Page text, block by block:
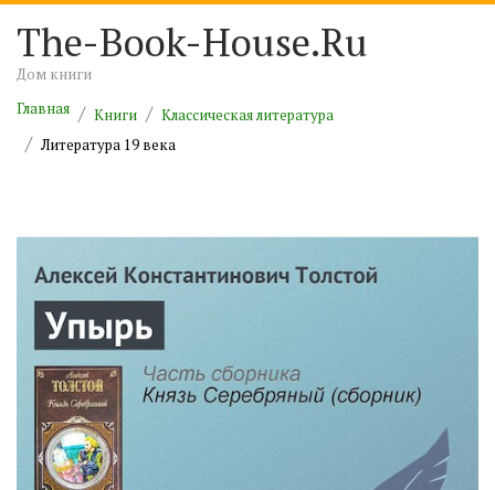
The-Book-House.Ru
Дом книги
Главная
Книги
Классическая литература
Литература 19 века